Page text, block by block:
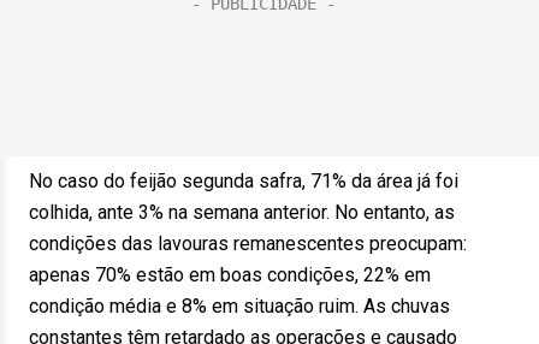
No caso do feijão segunda safra, 71% da área já foi
colhida, ante 3% na semana anterior. No entanto, as
condições das lavouras remanescentes preocupam:
apenas 70% estão em boas condições, 22% em
condição média e 8% em situação ruim. As chuvas
constantes têm retardado as operações e causado